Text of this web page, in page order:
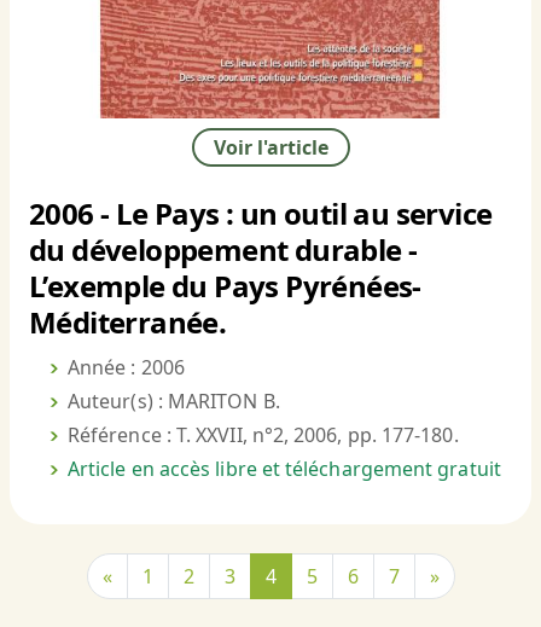
Voir l'article
2006 - Le Pays : un outil au service
du développement durable -
L’exemple du Pays Pyrénées-
Méditerranée.
Année : 2006
Auteur(s) : MARITON B.
Référence : T. XXVII, n°2, 2006, pp. 177-180.
Article en accès libre et téléchargement gratuit
« 1 2 3 4 5 6 7 »